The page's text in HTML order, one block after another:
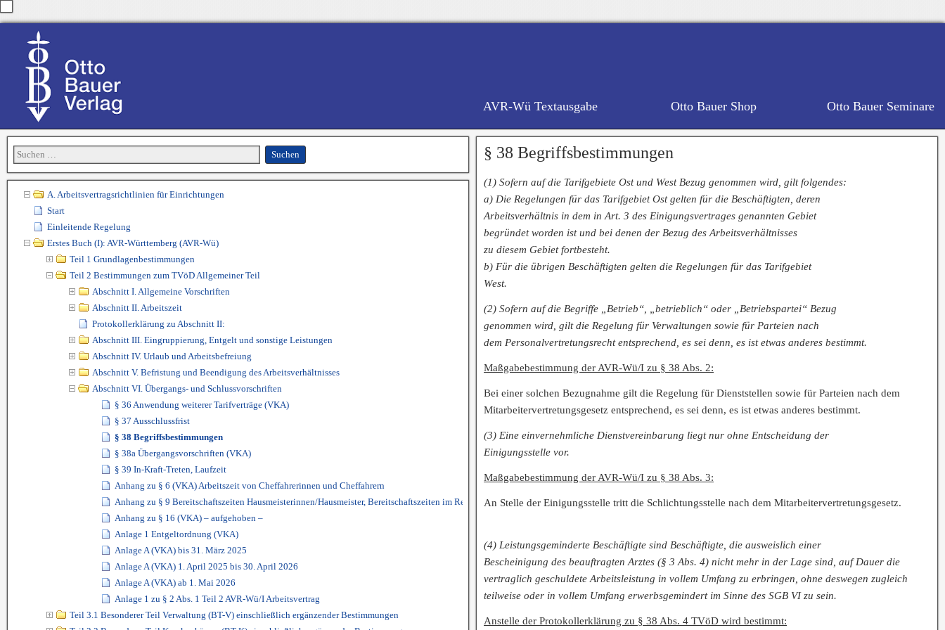
AVR-Wü Textausgabe Otto Bauer Shop Otto Bauer Seminare
§ 38 Begriffsbestimmungen
(1) Sofern auf die Tarifgebiete Ost und West Bezug genommen wird, gilt folgendes:
a) Die Regelungen für das Tarifgebiet Ost gelten für die Beschäftigten, deren
Arbeitsverhältnis in dem in Art. 3 des Einigungsvertrages genannten Gebiet
begründet worden ist und bei denen der Bezug des Arbeitsverhältnisses
zu diesem Gebiet fortbesteht.
b) Für die übrigen Beschäftigten gelten die Regelungen für das Tarifgebiet
West.
(2) Sofern auf die Begriffe „Betrieb“, „betrieblich“ oder „Betriebspartei“ Bezug
genommen wird, gilt die Regelung für Verwaltungen sowie für Parteien nach
dem Personalvertretungsrecht entsprechend, es sei denn, es ist etwas anderes bestimmt.
Maßgabebestimmung der AVR-Wü/I zu § 38 Abs. 2:
Bei einer solchen Bezugnahme gilt die Regelung für Dienststellen sowie für Parteien nach dem
Mitarbeitervertretungsgesetz entsprechend, es sei denn, es ist etwas anderes bestimmt.
(3) Eine einvernehmliche Dienstvereinbarung liegt nur ohne Entscheidung der
Einigungsstelle vor.
Maßgabebestimmung der AVR-Wü/I zu § 38 Abs. 3:
An Stelle der Einigungsstelle tritt die Schlichtungsstelle nach dem Mitarbeitervertretungsgesetz.
(4) Leistungsgeminderte Beschäftigte sind Beschäftigte, die ausweislich einer
Bescheinigung des beauftragten Arztes (§ 3 Abs. 4) nicht mehr in der Lage sind, auf Dauer die
vertraglich geschuldete Arbeitsleistung in vollem Umfang zu erbringen, ohne deswegen zugleich
teilweise oder in vollem Umfang erwerbsgemindert im Sinne des SGB VI zu sein.
Anstelle der Protokollerklärung zu § 38 Abs. 4 TVöD wird bestimmt:
A. Arbeitsvertragsrichtlinien für Einrichtungen
Start
Einleitende Regelung
Erstes Buch (I): AVR-Württemberg (AVR-Wü)
Teil 1 Grundlagenbestimmungen
Teil 2 Bestimmungen zum TVöD Allgemeiner Teil
Abschnitt I. Allgemeine Vorschriften
Abschnitt II. Arbeitszeit
Protokollerklärung zu Abschnitt II:
Abschnitt III. Eingruppierung, Entgelt und sonstige Leistungen
Abschnitt IV. Urlaub und Arbeitsbefreiung
Abschnitt V. Befristung und Beendigung des Arbeitsverhältnisses
Abschnitt VI. Übergangs- und Schlussvorschriften
§ 36 Anwendung weiterer Tarifverträge (VKA)
§ 37 Ausschlussfrist
§ 38 Begriffsbestimmungen
§ 38a Übergangsvorschriften (VKA)
§ 39 In-Kraft-Treten, Laufzeit
Anhang zu § 6 (VKA) Arbeitszeit von Cheffahrerinnen und Cheffahrern
Anhang zu § 9 Bereitschaftszeiten Hausmeisterinnen/Hausmeister, Bereitschaftszeiten im Rettungsdienst und in Leitstellen
Anhang zu § 16 (VKA) – aufgehoben –
Anlage 1 Entgeltordnung (VKA)
Anlage A (VKA) bis 31. März 2025
Anlage A (VKA) 1. April 2025 bis 30. April 2026
Anlage A (VKA) ab 1. Mai 2026
Anlage 1 zu § 2 Abs. 1 Teil 2 AVR-Wü/I Arbeitsvertrag
Teil 3.1 Besonderer Teil Verwaltung (BT-V) einschließlich ergänzender Bestimmungen